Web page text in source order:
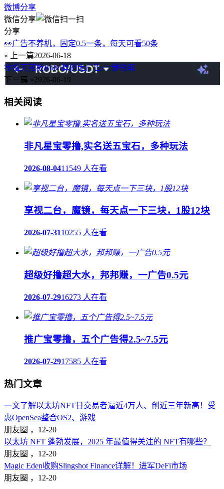
微博分享
微信分享
分享
👀广告不养机，固定0.5一条，每天可看50条
« 上一篇2026-06-18
零撸天花板Robo算例无广告一/键领取
下一篇 »2026-06-19
相关阅读
非凡星宝零撸,实名送五宝石，多种玩法
2026-08-0411549 人在看
享视二台，魔镜，每天点一下三块，1股12块
2026-07-3110255 人在看
超级好撸超大水，邦邦赚，一广告0.5元
2026-07-2916273 人在看
推广宝零撸，五个广告得2.5~7.5元
2026-07-2917585 人在看
热门文章
一文了解以太坊NFT日交易者逼近4万人、创近三年新高！受
惠OpenSea整合OS2、游戏
朋友圈 ， 12-20
以太坊 NFT 蓬勃发展，2025 年最值得关注的 NFT有哪些？
朋友圈 ， 12-20
Magic Eden收购Slingshot Finance详解！进军DeFi市场
朋友圈 ， 12-20